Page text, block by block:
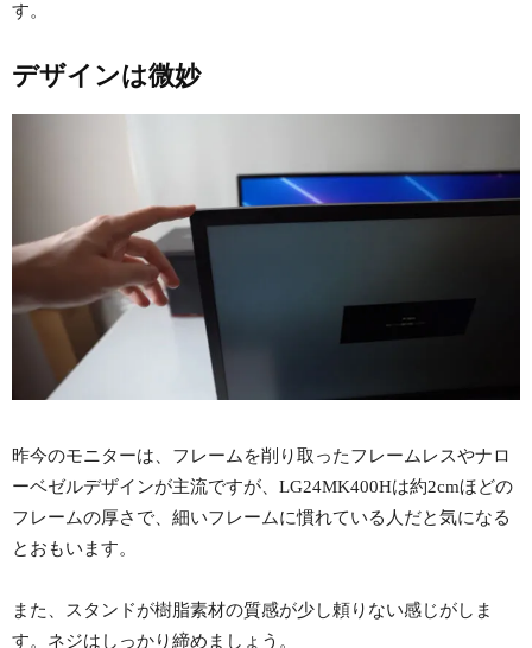
す。
デザインは微妙
昨今のモニターは、フレームを削り取ったフレームレスやナロ
ーベゼルデザインが主流ですが、LG24MK400Hは約2cmほどの
フレームの厚さで、細いフレームに慣れている人だと気になる
とおもいます。
また、スタンドが樹脂素材の質感が少し頼りない感じがしま
す。ネジはしっかり締めましょう。